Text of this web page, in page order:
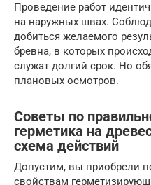
Проведение работ
на наружных швах.
добиться желаемого
бревна, в которых
служат долгий срок. Но
плановых осмотров.
Советы по
герметика на
схема действий
Допустим, вы приобрели
свойствам